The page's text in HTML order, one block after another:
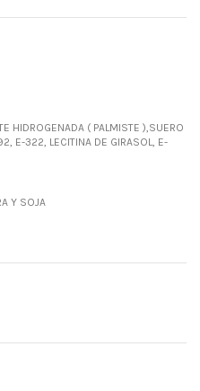
HIDROGENADA ( PALMISTE ),SUERO
E-322, LECITINA DE GIRASOL, E-
Y SOJA